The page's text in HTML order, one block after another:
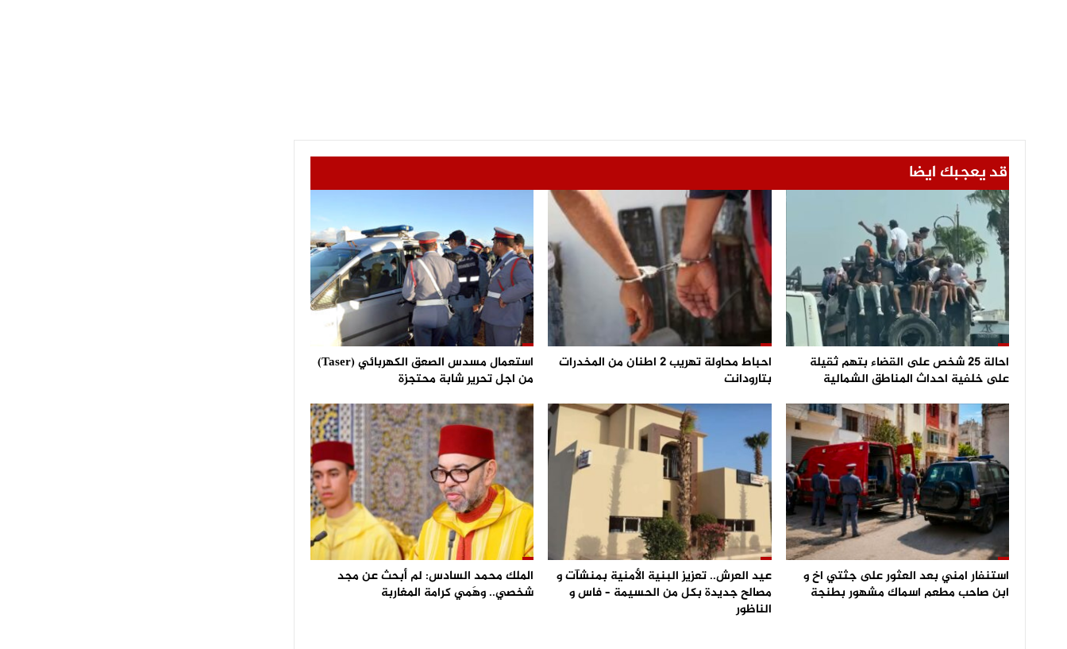
قد يعجبك ايضا
احالة 25 شخص على القضاء بتهم ثقيلة
على خلفية احداث المناطق الشمالية
احباط محاولة تهريب 2 اطنان من المخدرات
بتارودانت
استعمال مسدس الصعق الكهربائي (Taser)
من اجل تحرير شابة محتجزة
استنفار امني بعد العثور على جثتي اخ و
ابن صاحب مطعم اسماك مشهور بطنجة
عيد العرش.. تعزيز البنية الأمنية بمنشآت و
مصالح جديدة بكل من الحسيمة – فاس و
الناظور
الملك محمد السادس: لم أبحث عن مجد
شخصي.. وهَمي كرامة المغاربة